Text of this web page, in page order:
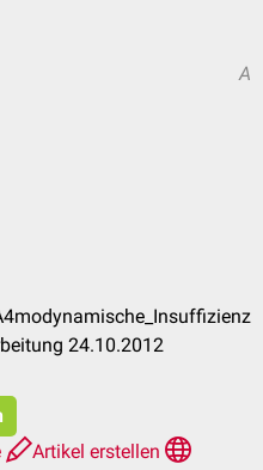
A
24.10.2012
Artikel erstellen